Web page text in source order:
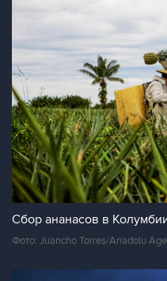
Сбор ананасов в
Фото: Juancho Torres/Anadolu